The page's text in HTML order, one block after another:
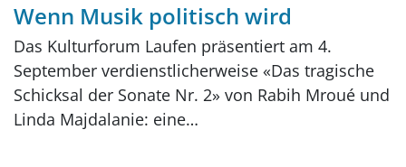
Wenn Musik politisch wird
Das Kulturforum Laufen präsentiert am 4.
September verdienstlicherweise «Das tragische
Schicksal der Sonate Nr. 2» von Rabih Mroué und
Linda Majdalanie: eine…